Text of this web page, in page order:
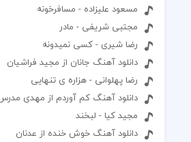
مسعود علیزاده - مسافرخونه
مجتبی شریفی - مادر
رضا شیری - کسی نمیدونه
دانلود آهنگ جانان از مجید فراشیان
رضا پهلوانی - هزاره ی تنهایی
دانلود آهنگ کم آوردم از مهدی
مجید کیا - لبخند
دانلود آهنگ خوش خنده از عدنان